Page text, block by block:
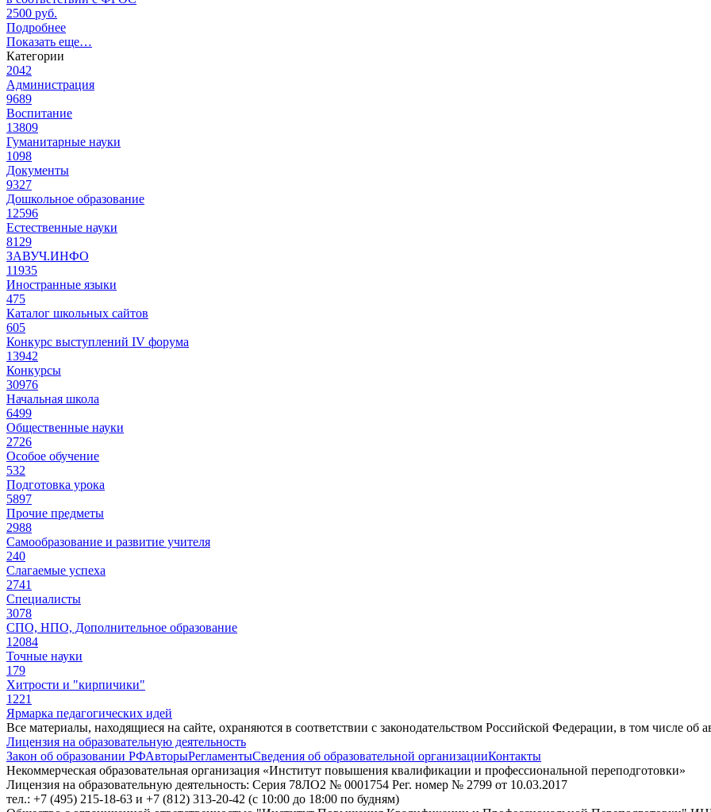
2500 руб.
Подробнее
Показать еще…
Категории
2042
Администрация
9689
Воспитание
13809
Гуманитарные науки
1098
Документы
9327
Дошкольное образование
12596
Естественные науки
8129
ЗАВУЧ.ИНФО
11935
Иностранные языки
475
Каталог школьных сайтов
605
Конкурс выступлений IV форума
13942
Конкурсы
30976
Начальная школа
6499
Общественные науки
2726
Особое обучение
532
Подготовка урока
5897
Прочие предметы
2988
Самообразование и развитие учителя
240
Слагаемые успеха
2741
Специалисты
3078
СПО, НПО, Дополнительное образование
12084
Точные науки
179
Хитрости и "кирпичики"
1221
Ярмарка педагогических идей
Все материалы, находящиеся на сайте, охраняются в соответствии с законодательством Российской Федерации, в том числе об
Лицензия на образовательную деятельность
Закон об образовании РФАвторыРегламентыСведения об образовательной организацииКонтакты
Некоммерческая образовательная организация «Институт повышения квалификации и профессиональной переподготовки»
Лицензия на образовательную деятельность: Серия 78ЛО2 № 0001754 Рег. номер № 2799 от 10.03.2017
тел.: +7 (495) 215-18-63 и +7 (812) 313-20-42 (с 10:00 до 18:00 по будням)